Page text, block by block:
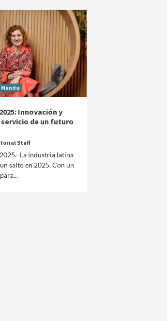
Mundo
Innovación y
de un futuro
Staff
La industria latina
salto en 2025. Con un
Manifestaciones